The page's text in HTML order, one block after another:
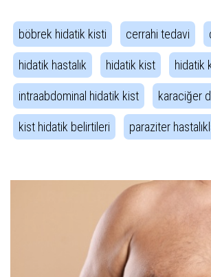
böbrek hidatik kisti cerrahi tedavi
hidatik hastalık hidatik kist hidatik
intraabdominal hidatik kist karaciğer
kist hidatik belirtileri paraziter